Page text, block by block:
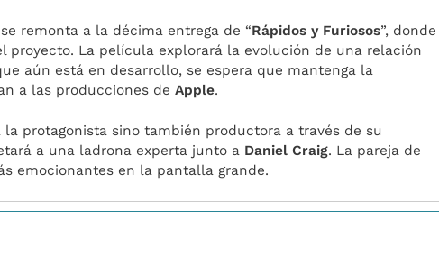
se remonta a la décima entrega de “Rápidos y Furiosos”, donde
proyecto. La película explorará la evolución de una relación
aún está en desarrollo, se espera que mantenga la
a las producciones deApple.
la protagonista sino también productora a través de su
a una ladrona experta junto a Daniel Craig. La pareja de
emocionantes en la pantalla grande.